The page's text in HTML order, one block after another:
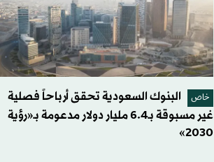
خاص
البنوك السعودية تحقق أرباحاً فصلية
غير مسبوقة بـ6.4 مليار دولار مدعومة بـ«رؤية
2030»